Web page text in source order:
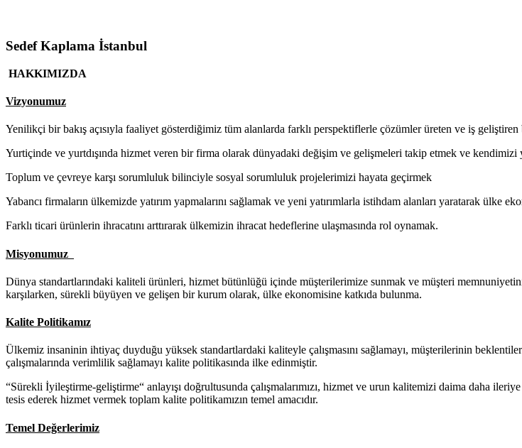
Sedef Kaplama İstanbul
HAKKIMIZDA
Vizyonumuz
Yenilikçi bir bakış açısıyla faaliyet gösterdiğimiz tüm alanlarda farklı perspektiflerle çözümler üreten ve iş
Yurtiçinde ve yurtdışında hizmet veren bir firma olarak dünyadaki değişim ve gelişmeleri takip etmek ve
Toplum ve çevreye karşı sorumluluk bilinciyle sosyal sorumluluk projelerimizi hayata geçirmek
Yabancı firmaların ülkemizde yatırım yapmalarını sağlamak ve yeni yatırımlarla istihdam alanları yaratarak ülke
Farklı ticari ürünlerin ihracatını arttırarak ülkemizin ihracat hedeflerine ulaşmasında rol oynamak.
Misyonumuz
Dünya standartlarındaki kaliteli ürünleri, hizmet bütünlüğü içinde müşterilerimize sunmak ve müşteri
karşılarken, sürekli büyüyen ve gelişen bir kurum olarak, ülke ekonomisine katkıda bulunma.
Kalite Politikamız
Ülkemiz insaninin ihtiyaç duyduğu yüksek standartlardaki kaliteyle çalışmasını sağlamayı, müşterilerinin
çalışmalarında verimlilik sağlamayı kalite politikasında ilke edinmiştir.
“Sürekli İyileştirme-geliştirme“ anlayışı doğrultusunda çalışmalarımızı, hizmet ve urun kalitemizi daima daha
tesis ederek hizmet vermek toplam kalite politikamızın temel amacıdır.
Temel Değerlerimiz